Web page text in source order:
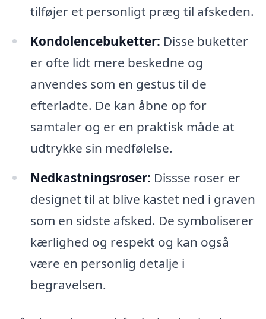
tilføjer et personligt præg til afskeden.
Kondolencebuketter: Disse buketter
er ofte lidt mere beskedne og
anvendes som en gestus til de
efterladte. De kan åbne op for
samtaler og er en praktisk måde at
udtrykke sin medfølelse.
Nedkastningsroser: Dissse roser er
designet til at blive kastet ned i graven
som en sidste afsked. De symboliserer
kærlighed og respekt og kan også
være en personlig detalje i
begravelsen.